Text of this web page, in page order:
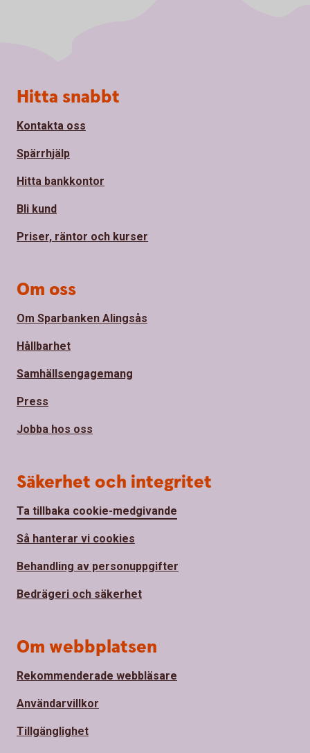
Sidfot
Hitta snabbt
Kontakta oss
Spärrhjälp
Hitta bankkontor
Bli kund
Priser, räntor och kurser
Om oss
Om Sparbanken Alingsås
Hållbarhet
Samhällsengagemang
Press
Jobba hos oss
Säkerhet och integritet
Ta tillbaka cookie-medgivande
Så hanterar vi cookies
Behandling av personuppgifter
Bedrägeri och säkerhet
Om webbplatsen
Rekommenderade webbläsare
Användarvillkor
Tillgänglighet